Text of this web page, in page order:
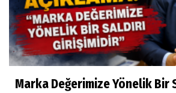
Marka Değerimize Yönelik Bir